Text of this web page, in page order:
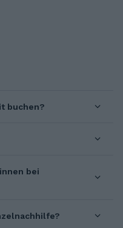
buchen?
bei